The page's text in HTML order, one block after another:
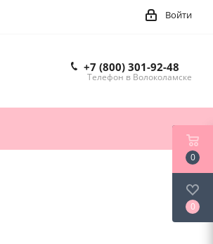
Войти
+7 (800) 301-92-48
Телефон в Волоколамске
0
0